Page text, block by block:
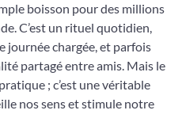
boisson pour des millions
C’est un rituel quotidien,
journée chargée, et parfois
partagé entre amis. Mais le
; c’est une véritable
nos sens et stimule notre